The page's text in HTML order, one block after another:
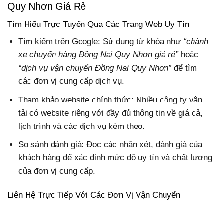
Quy Nhơn Giá Rẻ
Tìm Hiểu Trực Tuyến Qua Các Trang Web Uy Tín
Tìm kiếm trên Google: Sử dụng từ khóa như “chành
xe chuyển hàng Đồng Nai Quy Nhơn giá rẻ”hoặc
“dịch vụ vận chuyển Đồng Nai Quy Nhơn”để tìm
các đơn vị cung cấp dịch vụ.
Tham khảo website chính thức: Nhiều công ty vận
tải có website riêng với đầy đủ thông tin về giá cả,
lịch trình và các dịch vụ kèm theo.
So sánh đánh giá: Đọc các nhận xét, đánh giá của
khách hàng để xác định mức độ uy tín và chất lượng
của đơn vị cung cấp.
Liên Hệ Trực Tiếp Với Các Đơn Vị Vận Chuyển